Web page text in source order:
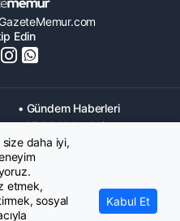
Edin
• Gündem Haberleri
• KPSS Haberleri
• Eğitim Haberleri
• Maaş Verileri Haberleri
size daha iyi,
etmek,
sosyal
Kabul Et